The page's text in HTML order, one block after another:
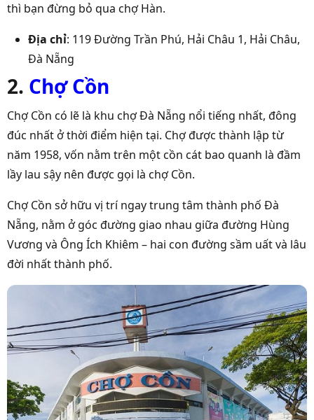
thì bạn đừng bỏ qua chợ Hàn.
Địa chỉ: 119 Đường Trần Phú, Hải Châu 1, Hải Châu,
Đà Nẵng
2. Chợ Cồn
Chợ Cồn có lẽ là khu chợ Đà Nẵng nổi tiếng nhất, đông
đúc nhất ở thời điểm hiện tại. Chợ được thành lập từ
năm 1958, vốn nằm trên một cồn cát bao quanh là đầm
lầy lau sậy nên được gọi là chợ Cồn.
Chợ Cồn sở hữu vị trí ngay trung tâm thành phố Đà
Nẵng, nằm ở góc đường giao nhau giữa đường Hùng
Vương và Ông Ích Khiêm – hai con đường sầm uất và lâu
đời nhất thành phố.